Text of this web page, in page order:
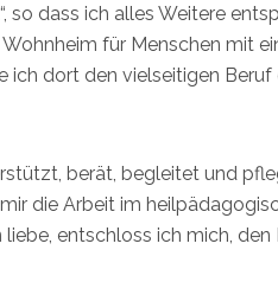
so dass ich alles Weitere
für Menschen mit
ich dort den vielseitigen
berät, begleitet und
die Arbeit im
entschloss ich mich,